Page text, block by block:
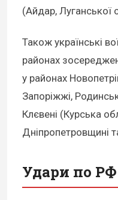
(Айдар, Луганської
Також українські
районах
у районах
Запоріжжі,
Клєвені (Курська
Дніпропетровщині
Удари по РФ